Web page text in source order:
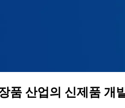
품 산업의 신제품 개